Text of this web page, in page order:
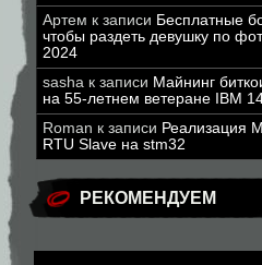
Артем к записи Бесплатные
чтобы раздеть девушку по
2024
sasha к записи Майнинг
на 55-летнем ветеране IBM
Roman к записи Реализация
RTU Slave на stm32
РЕКОМЕНДУЕМ